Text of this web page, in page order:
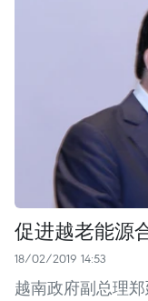
促进越老能源
18/02/2019 14:53
越南政府副总理